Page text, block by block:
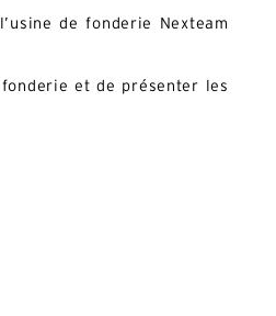
de fonderie Nexteam
et de présenter les